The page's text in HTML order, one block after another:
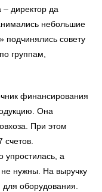
– директор да
небольшие
совету
группам,
финансирования
Она
При этом
счетов.
упростилась, а
не нужны. На выручку
для оборудования.